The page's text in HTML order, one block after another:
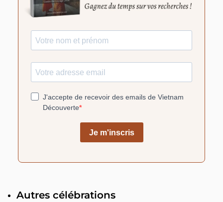
Autres célébrations